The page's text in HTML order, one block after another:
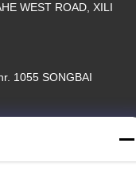
WEST ROAD, XILI
1055 SONGBAI